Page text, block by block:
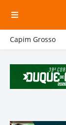
Capim Grosso